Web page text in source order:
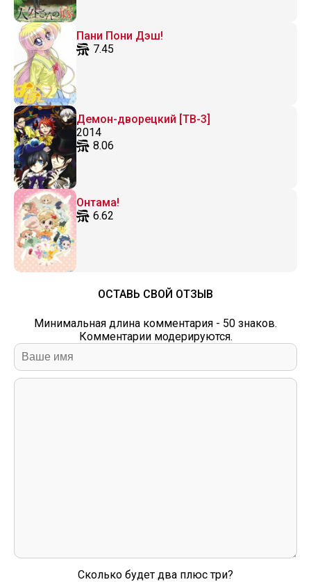
Пани Пони Дэш!
7.45
Демон-дворецкий [ТВ-3]
2014
8.06
Онтама!
6.62
ОСТАВЬ СВОЙ ОТЗЫВ
Минимальная длина комментария - 50 знаков.
Комментарии модерируются.
Сколько будет два плюс три?